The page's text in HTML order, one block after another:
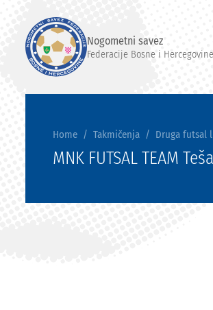
Nogometni savez
Federacije Bosne i Hercegovine
Home Takmičenja Druga futsal
MNK FUTSAL TEAM